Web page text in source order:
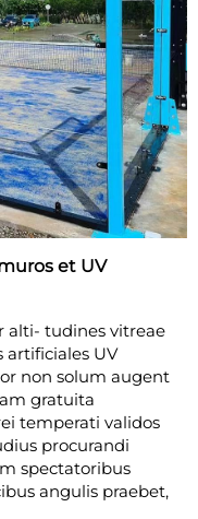
et UV
alti- tudines vitreae
artificiales UV
non solum augent
gratuita
temperati validos
procurandi
spectatoribus
angulis praebet,